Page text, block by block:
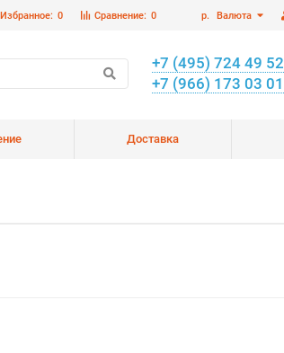
р. Валюта
Сравнение: 0
Избранное: 0
+7 (495) 724 49 52
+7 (966) 173 03 01
Доставка